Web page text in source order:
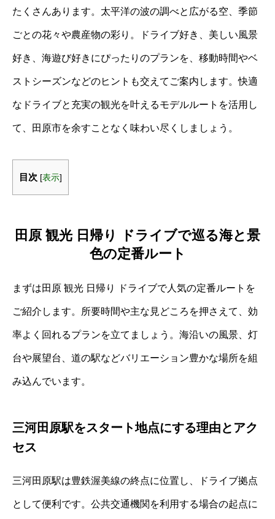
たくさんあります。太平洋の波の調べと広がる空、季節
ごとの花々や農産物の彩り。ドライブ好き、美しい風景
好き、海遊び好きにぴったりのプランを、移動時間やベ
ストシーズンなどのヒントも交えてご案内します。快適
なドライブと充実の観光を叶えるモデルルートを活用し
て、田原市を余すことなく味わい尽くしましょう。
目次 [表示]
田原 観光 日帰り ドライブで巡る海と景
色の定番ルート
まずは田原 観光 日帰り ドライブで人気の定番ルートを
ご紹介します。所要時間や主な見どころを押さえて、効
率よく回れるプランを立てましょう。海沿いの風景、灯
台や展望台、道の駅などバリエーション豊かな場所を組
み込んでいます。
三河田原駅をスタート地点にする理由とアク
セス
三河田原駅は豊鉄渥美線の終点に位置し、ドライブ拠点
として便利です。公共交通機関を利用する場合の起点に